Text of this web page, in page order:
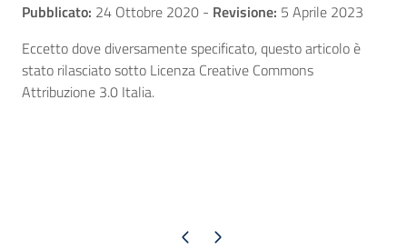
Pubblicato: 24 Ottobre 2020 - Revisione: 5 Aprile 2023
Eccetto dove diversamente specificato, questo articolo è
stato rilasciato sotto Licenza Creative Commons
Attribuzione 3.0 Italia.
Pagina precedente
Pagina successiva